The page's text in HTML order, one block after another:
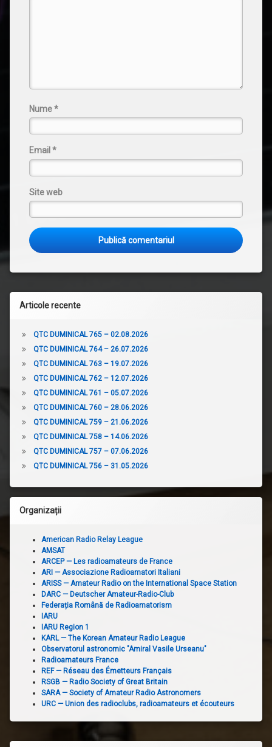
Nume*
Email *
Site web
Articole recente
QTC DUMINICAL 765 – 02.08.2026
QTC DUMINICAL 764 – 26.07.2026
QTC DUMINICAL 763 – 19.07.2026
QTC DUMINICAL 762 – 12.07.2026
QTC DUMINICAL 761 – 05.07.2026
QTC DUMINICAL 760 – 28.06.2026
QTC DUMINICAL 759 – 21.06.2026
QTC DUMINICAL 758 – 14.06.2026
QTC DUMINICAL 757 – 07.06.2026
QTC DUMINICAL 756 – 31.05.2026
Organizații
American Radio Relay League
AMSAT
ARCEP — Les radioamateurs de France
ARI — Associazione Radioamatori Italiani
ARISS — Amateur Radio on the International Space Station
DARC — Deutscher Amateur-Radio-Club
Federația Română de Radioamatorism
IARU
IARU Region 1
KARL — The Korean Amateur Radio League
Observatorul astronomic "Amiral Vasile Urseanu"
Radioamateurs France
REF — Réseau des Émetteurs Français
RSGB — Radio Society of Great Britain
SARA — Society of Amateur Radio Astronomers
URC — Union des radioclubs, radioamateurs et écouteurs